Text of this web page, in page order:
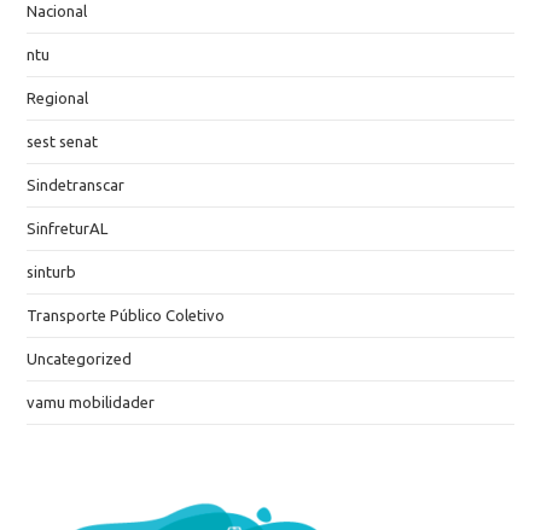
Nacional
ntu
Regional
sest senat
Sindetranscar
SinfreturAL
sinturb
Transporte Público Coletivo
Uncategorized
vamu mobilidader